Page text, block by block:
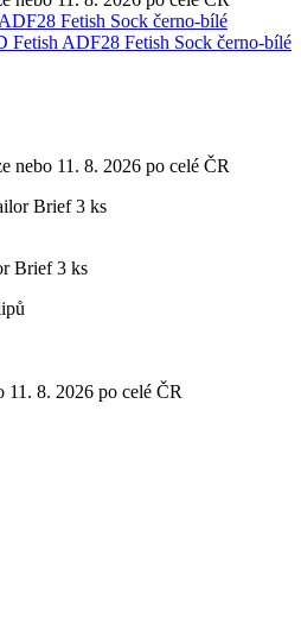
Fetish ADF28 Fetish Sock černo-bílé
nebo 11. 8. 2026 po celé ČR
Brief 3 ks
11. 8. 2026 po celé ČR